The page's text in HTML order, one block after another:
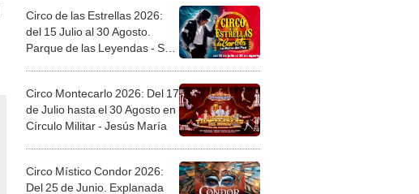
Circo de las Estrellas 2026:
del 15 Julio al 30 Agosto.
Parque de las Leyendas - San
Circo Montecarlo 2026: Del 17
de Julio hasta el 30 Agosto en
Círculo Militar - Jesús María
Circo Místico Condor 2026:
Del 25 de Junio. Explanada